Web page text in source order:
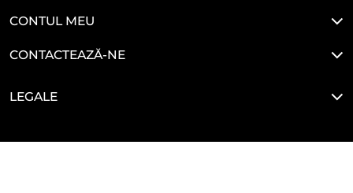
CONTUL MEU
CONTACTEAZĂ-NE
LEGALE